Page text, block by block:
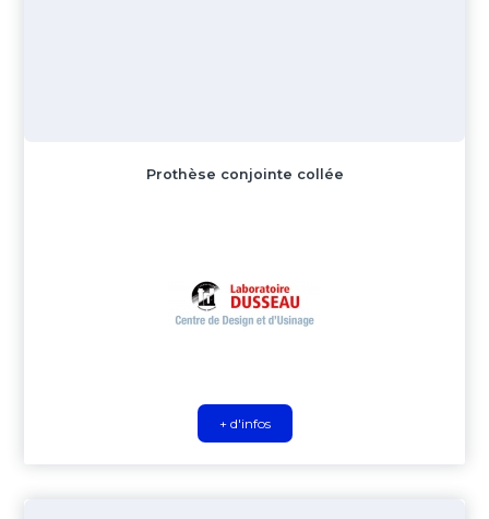
Prothèse conjointe collée
+ d'infos